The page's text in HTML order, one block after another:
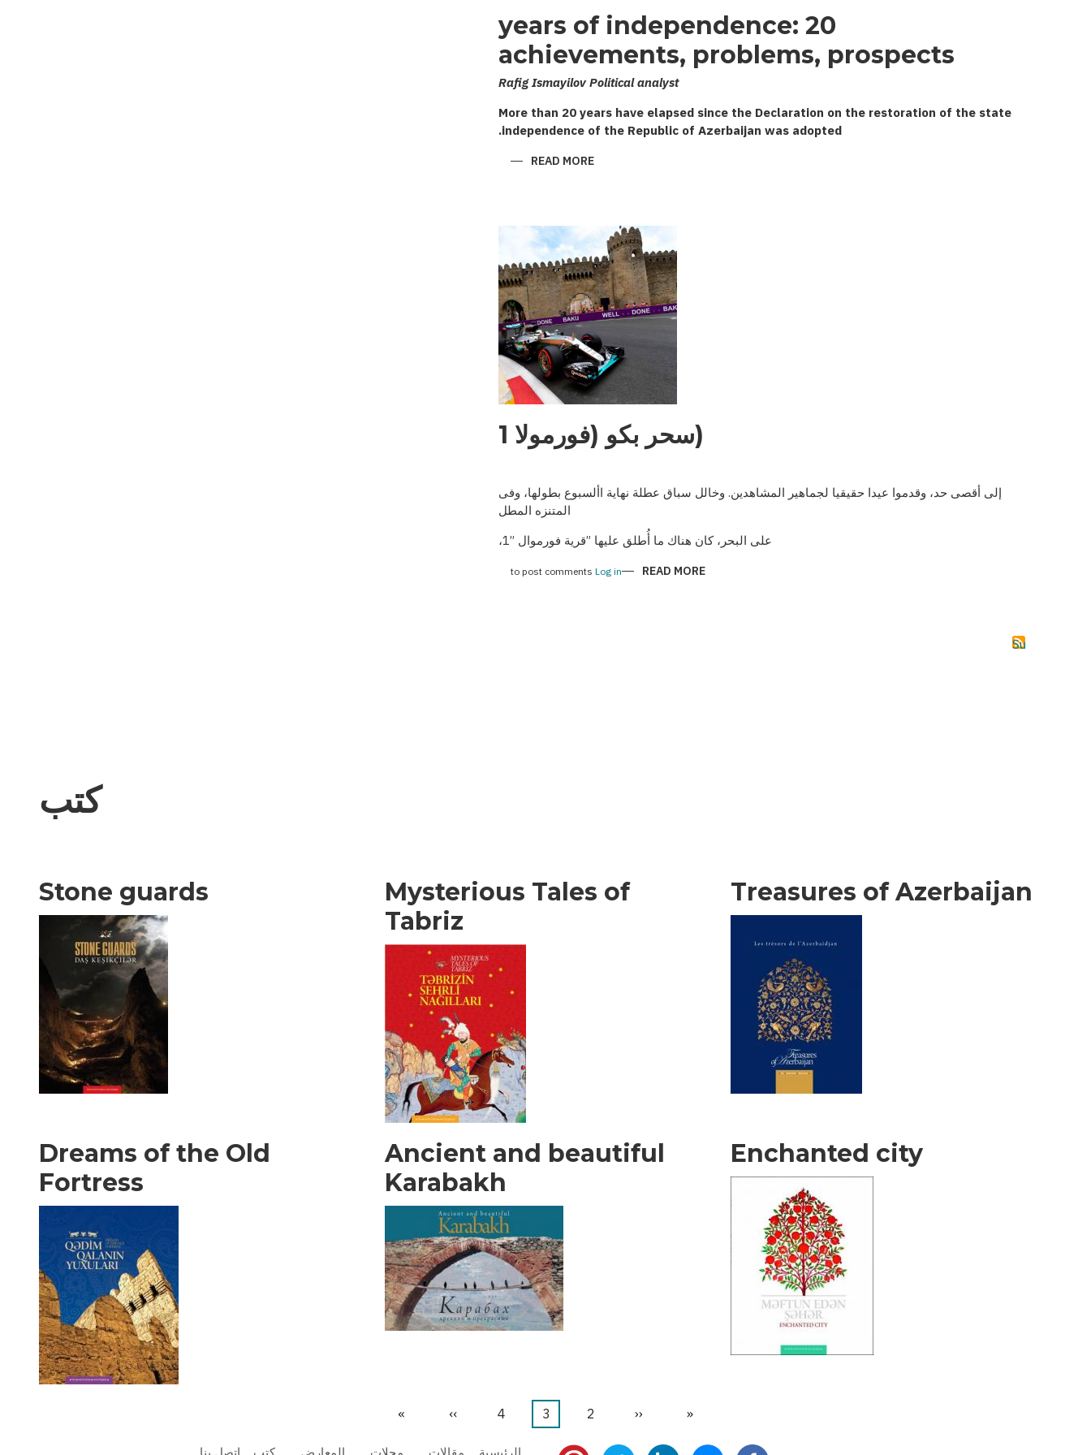
20 years of independence:
achievements, problems, prospects
Rafig Ismayilov Political analyst
More than 20 years have elapsed since the Declaration on the restoration of the state
independence of the Republic of Azerbaijan was adopted.
READ MORE
ABOUT
PROBLEMS,
(سحر بكو (فورمولا 1
إلى أقصى حد، وقدموا عيدا حقيقيا لجماهير المشاهدين. وخالل سباق عطلة نهاية األسبوع بطولها، وفى
المتنزه المطل
على البحر، كان هناك ما أطلق عليها ”قرية فورموال ”1،
READ MORE
ABOUT
Log in
Subscribe to
كتب
Treasures of Azerbaijan
Mysterious Tales of
Tabriz
Stone guards
Enchanted city
Ancient and beautiful
Karabakh
Dreams of the Old
Fortress
First
«
Previous
‹‹ الصفحة
2
Current
3 الصفحة
4
Next
››
Last
»